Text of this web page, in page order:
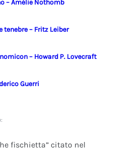
– Amélie Nothomb
tenebre – Fritz Leiber
– Howard P. Lovecraft
Guerri
fischietta” citato nel